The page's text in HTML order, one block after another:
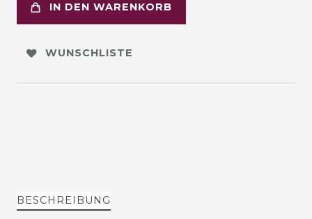
IN DEN WARENKORB
WUNSCHLISTE
BESCHREIBUNG